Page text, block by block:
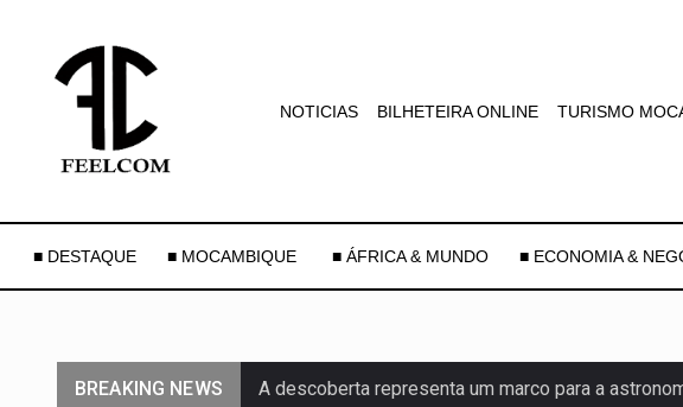
NOTICIAS BILHETEIRA ONLINE TURISMO
■ DESTAQUE ■ MOCAMBIQUE ■ ÁFRICA & MUNDO ■ ECONOMIA &
BREAKING NEWS A descoberta representa um marco para a